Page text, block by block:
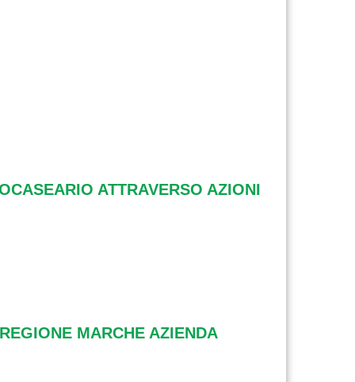
ATTRAVERSO AZIONI
MARCHE AZIENDA